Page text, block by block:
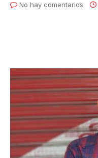
No hay comentarios